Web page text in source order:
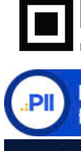
Chế biến sâu –
“Đi tắt, đón
Mời tham gia
phẩm OCOP
Kịch bản tăng
lực cho phát triển